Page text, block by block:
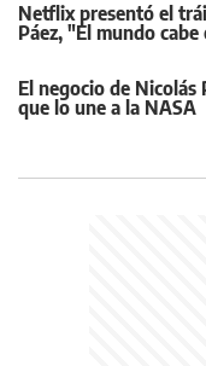
Netflix presentó el
Páez, "El mundo
El negocio de Nicolás
que lo une a la NASA